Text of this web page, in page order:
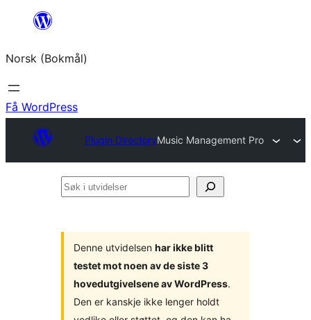
Hopp
innhold
Norsk (Bokmål)
Få WordPress
Plugin DirectoryMusic Management Pro
Søk
Denne utvidelsen har ikke blitt
testet mot noen av de siste 3
hovedutgivelsene av WordPress.
Den er kanskje ikke lenger holdt